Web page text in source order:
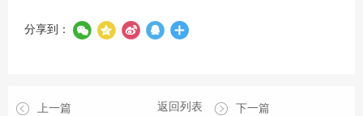
分享到：
上一篇 下一篇
返回列表